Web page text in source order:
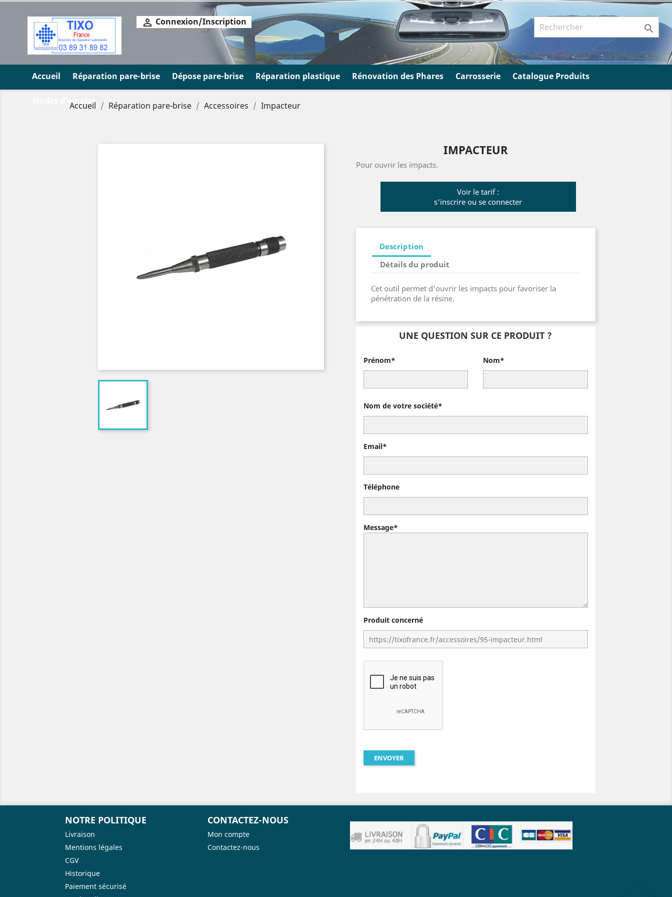

 Connexion/Inscription
Accueil Réparation pare-brise Dépose pare-brise Réparation plastique Rénovation des Phares Carrosserie Catalogue Produits
Modes d'emploi
Accueil Réparation pare-brise Accessoires Impacteur
IMPACTEUR
Pour ouvrir les impacts.
Voir le tarif :
s'inscrire ou se connecter
Description
Détails du produit
Cet outil permet d'ouvrir les impacts pour favoriser la
pénétration de la résine.
UNE QUESTION SUR CE PRODUIT ?
Prénom* Nom*
Nom de votre société*
Email*
Téléphone
Message*
Produit concerné
NOTRE POLITIQUE
Livraison
Mentions légales
CGV
Historique
Paiement sécurisé
CONTACTEZ-NOUS
Mon compte
Contactez-nous